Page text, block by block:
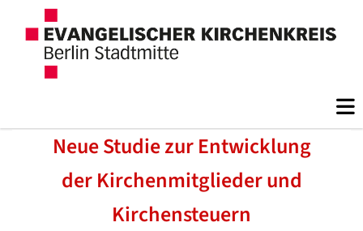
Neue Studie zur Entwicklung
der Kirchenmitglieder und
Kirchensteuern